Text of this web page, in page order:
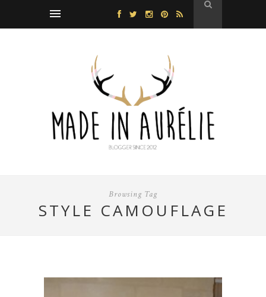
Browsing Tag
STYLE CAMOUFLAGE